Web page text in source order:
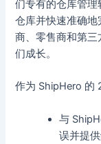
们专有的仓库管
仓库并快速准确
商、零售商和第
们成长。
作为 ShipHero 的
与
误并提